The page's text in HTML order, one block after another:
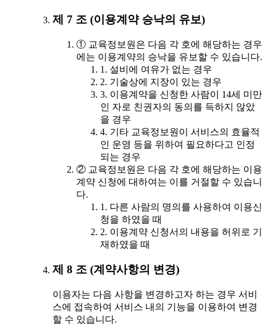
제 7 조 (이용계약 승낙의 유보)
① 교육정보원은 다음 각 호에 해당하는 경우
에는 이용계약의 승낙을 유보할 수 있습니다.
1. 설비에 여유가 없는 경우
2. 기술상에 지장이 있는 경우
3. 이용계약을 신청한 사람이 14세 미만
인 자로 친권자의 동의를 득하지 않았
을 경우
4. 기타 교육정보원이 서비스의 효율적
인 운영 등을 위하여 필요하다고 인정
되는 경우
② 교육정보원은 다음 각 호에 해당하는 이용
계약 신청에 대하여는 이를 거절할 수 있습니
다.
1. 다른 사람의 명의를 사용하여 이용신
청을 하였을 때
2. 이용계약 신청서의 내용을 허위로 기
재하였을 때
제 8 조 (계약사항의 변경)
이용자는 다음 사항을 변경하고자 하는 경우 서비
스에 접속하여 서비스 내의 기능을 이용하여 변경
할 수 있습니다.